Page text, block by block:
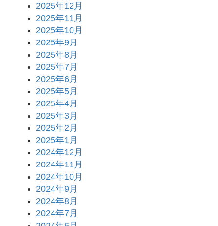
2025年12月
2025年11月
2025年10月
2025年9月
2025年8月
2025年7月
2025年6月
2025年5月
2025年4月
2025年3月
2025年2月
2025年1月
2024年12月
2024年11月
2024年10月
2024年9月
2024年8月
2024年7月